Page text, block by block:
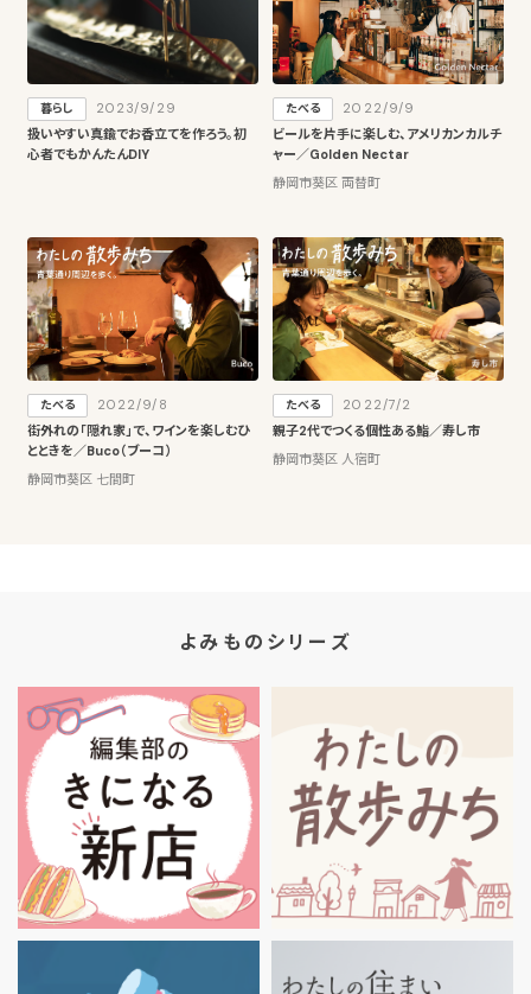
暮らし
2023/9/29
扱いやすい真鍮でお香立てを作ろう。初
心者でもかんたんDIY
たべる
2022/9/9
ビールを片手に楽しむ、アメリカンカルチ
ャー／Golden Nectar
静岡市葵区 両替町
たべる
2022/9/8
街外れの「隠れ家」で、ワインを楽しむひ
とときを／Buco（ブーコ）
静岡市葵区 七間町
たべる
2022/7/2
親子2代でつくる個性ある鮨／寿し市
静岡市葵区 人宿町
よみものシリーズ